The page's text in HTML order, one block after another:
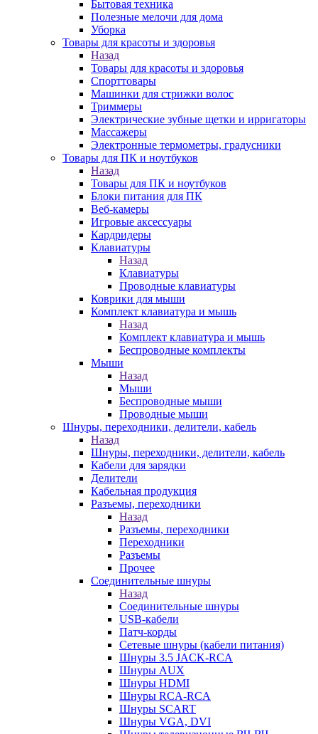
Бытовая техника
Полезные мелочи для дома
Уборка
Товары для красоты и здоровья
Назад
Товары для красоты и здоровья
Спорттовары
Машинки для стрижки волос
Триммеры
Электрические зубные щетки и ирригаторы
Массажеры
Электронные термометры, градусники
Товары для ПК и ноутбуков
Назад
Товары для ПК и ноутбуков
Блоки питания для ПК
Веб-камеры
Игровые аксессуары
Кардридеры
Клавиатуры
Назад
Клавиатуры
Проводные клавиатуры
Коврики для мыши
Комплект клавиатура и мышь
Назад
Комплект клавиатура и мышь
Беспроводные комплекты
Мыши
Назад
Мыши
Беспроводные мыши
Проводные мыши
Шнуры, переходники, делители, кабель
Назад
Шнуры, переходники, делители, кабель
Кабели для зарядки
Делители
Кабельная продукция
Разъемы, переходники
Назад
Разъемы, переходники
Переходники
Разъемы
Прочее
Соединительные шнуры
Назад
Соединительные шнуры
USB-кабели
Патч-корды
Сетевые шнуры (кабели питания)
Шнуры 3.5 JACK-RCA
Шнуры AUX
Шнуры HDMI
Шнуры RCA-RCA
Шнуры SCART
Шнуры VGA, DVI